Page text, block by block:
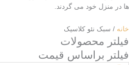
ها در منزل خود می گردند.
خانه / سبک نئو کلاسیک
فیلتر محصولات
فیلتر براساس قیمت